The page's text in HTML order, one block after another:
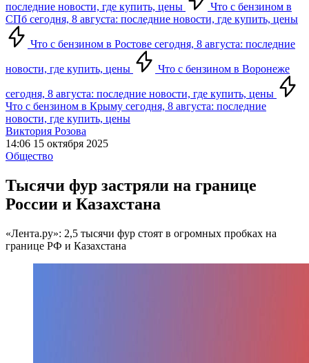
последние новости, где купить, цены
Что с бензином в
СПб сегодня, 8 августа: последние новости, где купить, цены
Что с бензином в Ростове сегодня, 8 августа: последние
новости, где купить, цены Что с бензином в Воронеже
сегодня, 8 августа: последние новости, где купить, цены
Что с бензином в Крыму сегодня, 8 августа: последние
новости, где купить, цены
Виктория Розова
14:06 15 октября 2025
Общество
Тысячи фур застряли на границе
России и Казахстана
«Лента.ру»: 2,5 тысячи фур стоят в огромных пробках на
границе РФ и Казахстана